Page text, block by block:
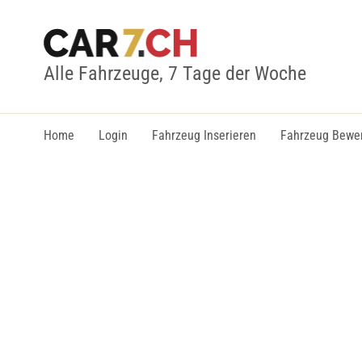
Alle Fahrzeuge, 7 Tage der Woche
Home Login Fahrzeug Inserieren Fahrzeug